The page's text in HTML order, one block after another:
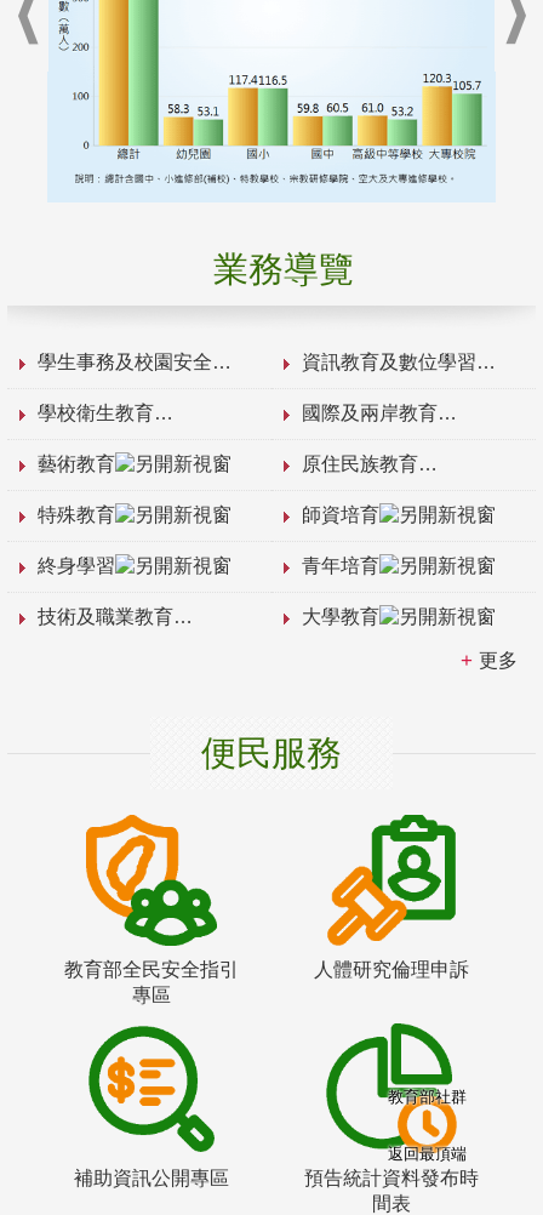
業務導覽
學生事務及校園安全 資訊教育及數位學習
學校衛生教育 國際及兩岸教育
藝術教育 原住民族教育
特殊教育 師資培育
終身學習 青年培育
技術及職業教育 大學教育
更多
便民服務
教育部全民安全指引
專區
人體研究倫理申訴
補助資訊公開專區
預告統計資料發布時
間表
教育部社群
返回最頂端